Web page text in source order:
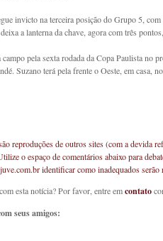
invicto na terceira posição do Grupo 5,
a lanterna da chave, agora com três
pela sexta rodada da Copa Paulista no
Suzano terá pela frente o Oeste, em casa,
reproduções de outros sites (com a devida
o espaço de comentários abaixo para
identificar como inadequados
esta notícia? Por favor, entre emcontato
seus amigos: